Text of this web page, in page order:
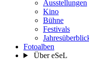
Ausstellungen
Kino
Bühne
Festivals
Fotoalben
Über eSeL